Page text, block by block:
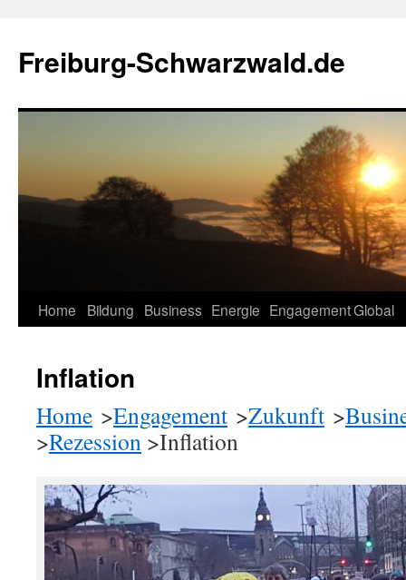
springen
Freiburg-Schwarzwald.de
Home Bildung Business Energie EngagementGlobal
Inflation
Home >Engagement >Zukunft >
>Rezession >Inflation